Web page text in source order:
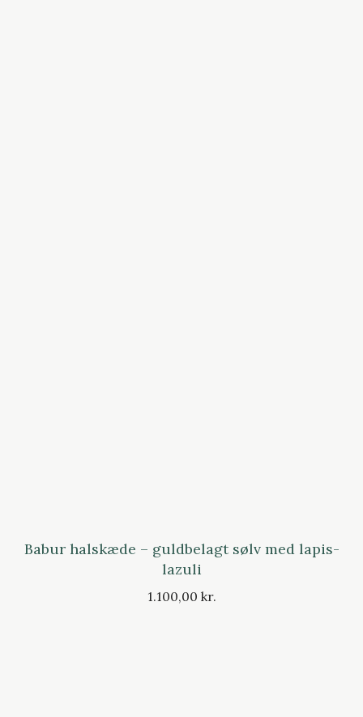
Babur halskæde – guldbelagt sølv med lapis-
lazuli
1.100,00 kr.